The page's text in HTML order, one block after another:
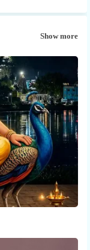
Show more